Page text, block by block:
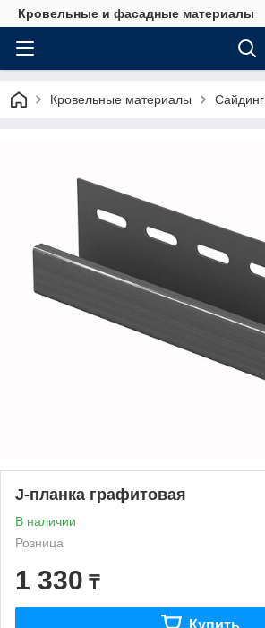
Кровельные и фасадные материалы
Кровельные материалы Сайдинг
J-планка графитовая
В наличии
Розница
1 330 ₸
Купить